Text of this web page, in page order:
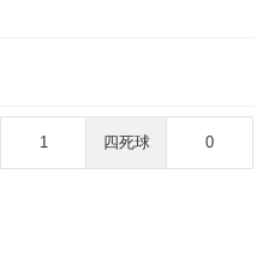
1 四死球 0